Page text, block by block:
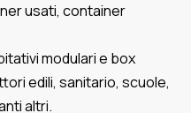
usati, container
modulari e box
edili, sanitario, scuole,
altri.